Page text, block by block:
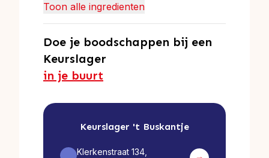
Toon alle ingredienten
Doe je boodschappen bij een
Keurslager
in je buurt
Keurslager 't Buskantje
Klerkenstraat 134,